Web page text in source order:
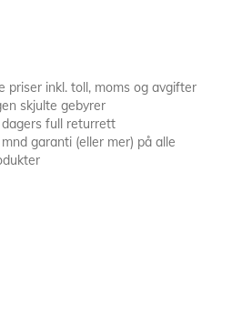
priser inkl. toll, moms og avgifter
skjulte gebyrer
full returrett
garanti (eller mer) på alle